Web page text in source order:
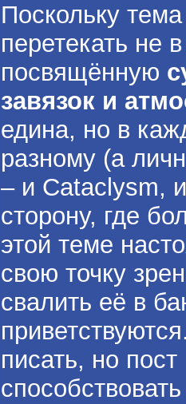
Поскольку
перетекать не
посвящённую
завязок и
едина, но в
разному (а
– и Cataclysm,
сторону, где
этой теме
свою точку
свалить её в
писать, но